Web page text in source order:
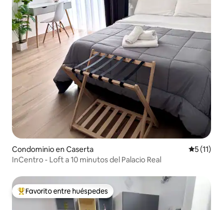
Condominio en Caserta
5 (11)
InCentro - Loft a 10 minutos del Palacio Real
De los mejores en Favorito entre huéspedes
Favorito entre huéspedes